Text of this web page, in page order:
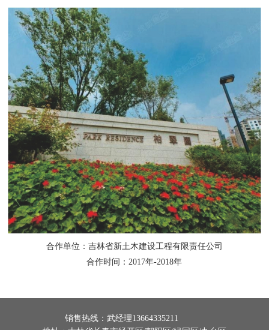
合作单位：吉林省新土木建设工程有限责任公司
合作时间：2017年-2018年
销售热线：武经理13664335211